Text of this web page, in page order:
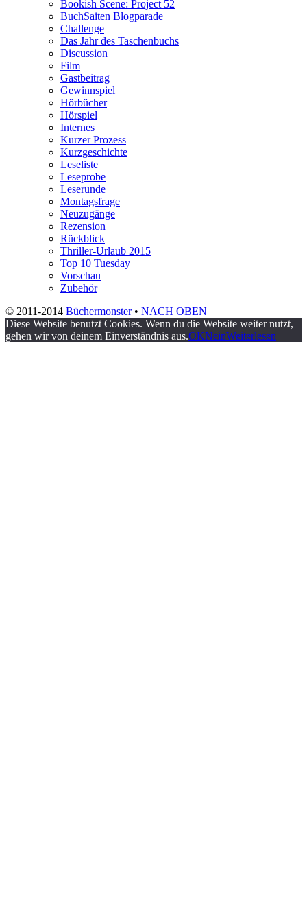
Bookish Scene: Project 52
BuchSaiten Blogparade
Challenge
Das Jahr des Taschenbuchs
Discussion
Film
Gastbeitrag
Gewinnspiel
Hörbücher
Hörspiel
Internes
Kurzer Prozess
Kurzgeschichte
Leseliste
Leseprobe
Leserunde
Montagsfrage
Neuzugänge
Rezension
Rückblick
Thriller-Urlaub 2015
Top 10 Tuesday
Vorschau
Zubehör
© 2011-2014 Büchermonster• NACH OBEN
Diese Website benutzt Cookies. Wenn du die Website weiter nutzt,
gehen wir von deinem Einverständnis aus.OKNeinWeiterlesen